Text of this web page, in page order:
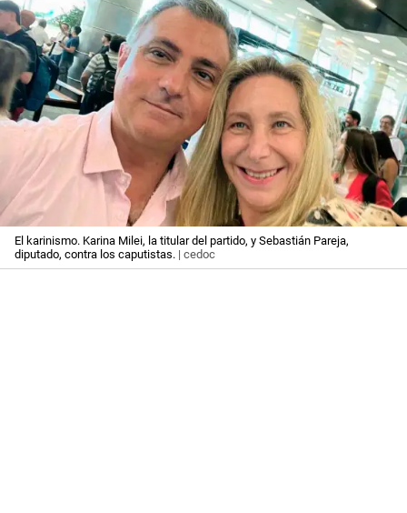
El karinismo. Karina Milei, la titular del partido, y Sebastián Pareja,
diputado, contra los caputistas. | cedoc